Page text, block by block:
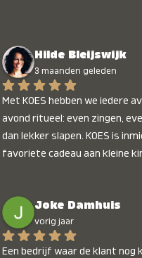
Hilde Bleijswijk
3 maanden geleden
Met KOES hebben we iedere
avond ritueel: even zingen,
dan lekker slapen. KOES is
favoriete cadeau aan kleine
onbetaalbaar :)
Joke Damhuis
vorig jaar
Een bedrijf waar de klant nog